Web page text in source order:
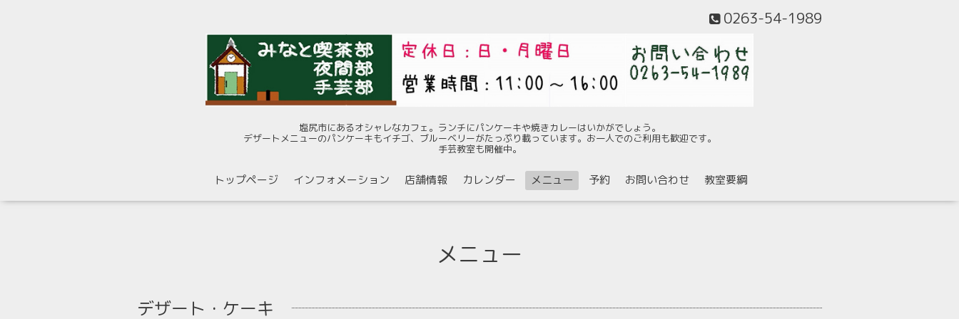
0263-54-1989
塩尻市にあるオシャレなカフェ。ランチにパンケーキや焼きカレーはいかがでしょう。
デザートメニューのパンケーキもイチゴ、ブルーベリーがたっぷり載っています。お一人でのご利用も歓迎です。
手芸教室も開催中。
トップページ インフォメーション 店舗情報 カレンダー メニュー 予約 お問い合わせ 教室要綱
メニュー
デザート・ケーキ